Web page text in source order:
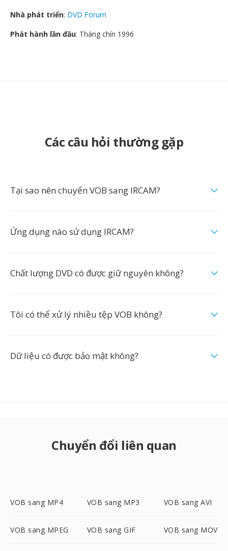
Nhà phát triển: DVD Forum
Phát hành lần đầu: Tháng chín 1996
Các câu hỏi thường gặp
Tại sao nên chuyển VOB sang IRCAM?
Ứng dụng nào sử dụng IRCAM?
Chất lượng DVD có được giữ nguyên không?
Tôi có thể xử lý nhiều tệp VOB không?
Dữ liệu có được bảo mật không?
Chuyển đổi liên quan
VOB sang MP4 VOB sang MP3 VOB sang AVI
VOB sang MPEG VOB sang GIF VOB sang MOV